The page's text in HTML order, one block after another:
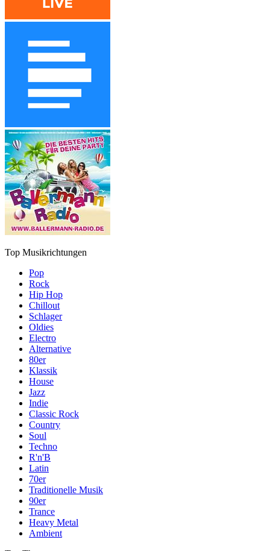
Top Musikrichtungen
Pop
Rock
Hip Hop
Chillout
Schlager
Oldies
Electro
Alternative
80er
Klassik
House
Jazz
Indie
Classic Rock
Country
Soul
Techno
R'n'B
Latin
70er
Traditionelle Musik
90er
Trance
Heavy Metal
Ambient